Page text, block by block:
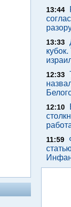
13:44
13:33
12:33
12:10
11:59